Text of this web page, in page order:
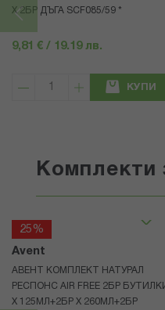
Х 2БР ДЪГА SCF085/59 *
9,81 € / 19.19 лв.
КУПИ
Комплекти
25%
Avent
АВЕНТ КОМПЛЕКТ НАТУРАЛ
РЕСПОНС AIR FREE 2БР
Х 125МЛ+2БР Х 260МЛ+2БР